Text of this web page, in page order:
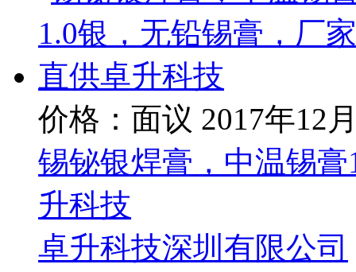
价格：面议 2017年12
锡铋银焊膏，中温锡
升科技
卓升科技深圳有限公司